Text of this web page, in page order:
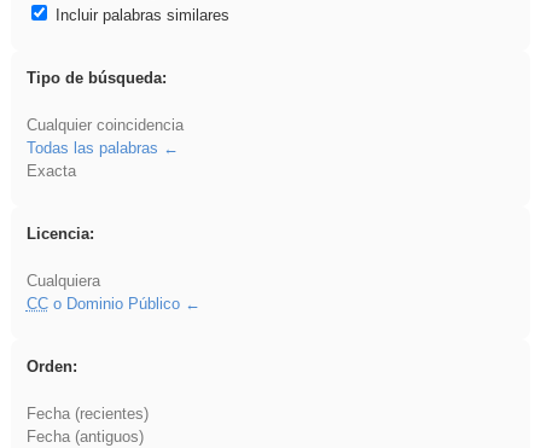
Incluir palabras similares
Tipo de búsqueda:
Cualquier coincidencia
Todas las palabras
Exacta
Licencia:
Cualquiera
CCo Dominio Público
Orden:
Fecha (recientes)
Fecha (antiguos)